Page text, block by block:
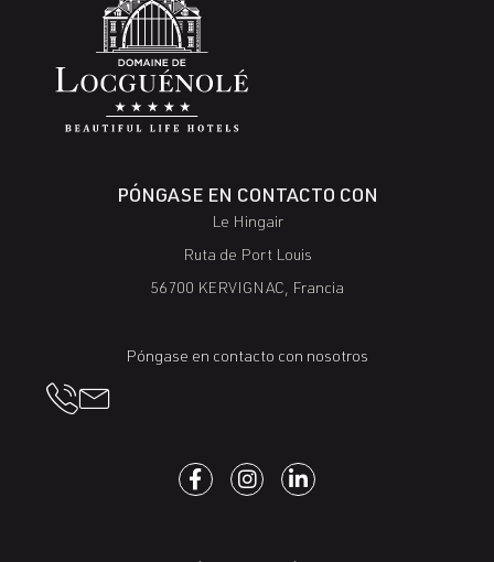
PÓNGASE EN CONTACTO CON
Le Hingair
Ruta de Port Louis
56700 KERVIGNAC, Francia
Póngase en contacto con nosotros